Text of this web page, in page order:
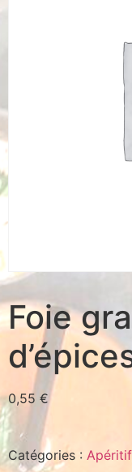
Foie
0,55 €
Catégories : Apéritif